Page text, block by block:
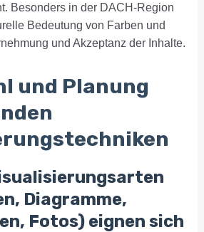
Besonders in der DACH-Region
Bedeutung von Farben und
und Akzeptanz der Inhalte.
und Planung
Diagramme,
Fotos) eignen sich